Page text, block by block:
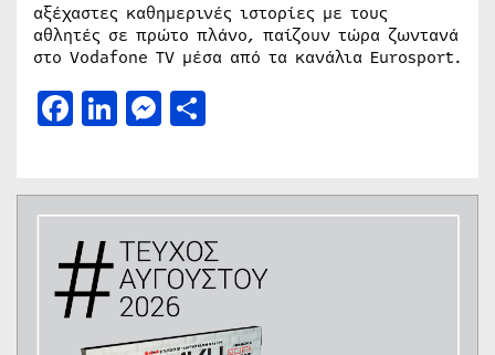
αξέχαστες καθημερινές ιστορίες με τους
αθλητές σε πρώτο πλάνο, παίζουν τώρα ζωντανά
στο Vodafone TV μέσα από τα κανάλια Eurosport.
Facebook
LinkedIn
Messenger